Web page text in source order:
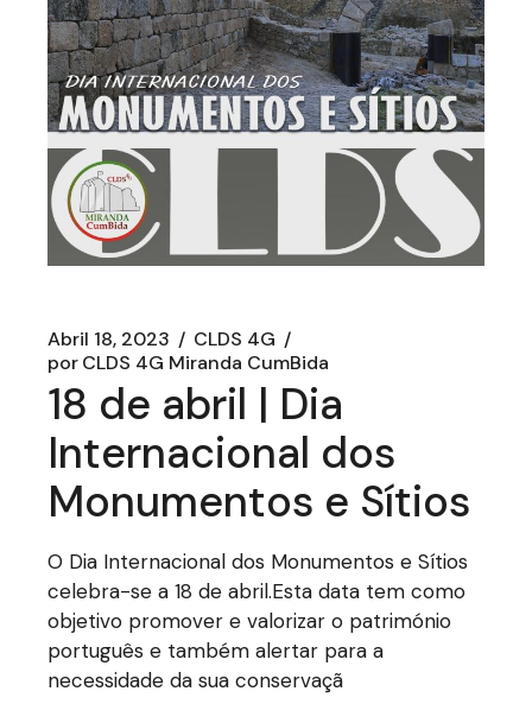
Abril 18, 2023
CLDS 4G
porCLDS 4G Miranda CumBida
18 de abril | Dia
Internacional dos
Monumentos e Sítios
O Dia Internacional dos Monumentos e Sítios
celebra-se a 18 de abril.Esta data tem como
objetivo promover e valorizar o património
português e também alertar para a
necessidade da sua conservaçã